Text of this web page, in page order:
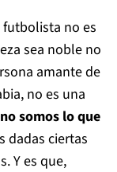
no es
sea noble no
amante de
no es una
somos lo que
dadas ciertas
Y es que,